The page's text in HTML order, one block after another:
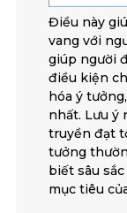
Điều này
vang với
giúp người
điều kiện
hóa ý
nhất. Lưu ý
truyền đạt
tưởng
biết sâu
mục tiêu